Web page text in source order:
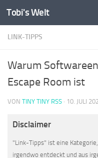
Zum Inhalt springen
Tobi's Welt
LINK-TIPPS
Warum
Escape Room ist
VON TINY TINY RSS · 10. JULI
Disclaimer
"Link-Tipps" ist eine
irgendwo entdeckt und aus